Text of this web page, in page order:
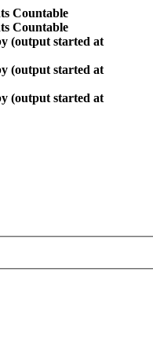
Countable
Countable
(output started at
(output started at
(output started at